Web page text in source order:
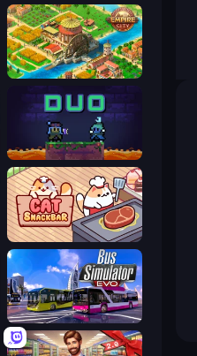
Empire City
Duo
Cat Snack Bar
Bus Simulator: EVO